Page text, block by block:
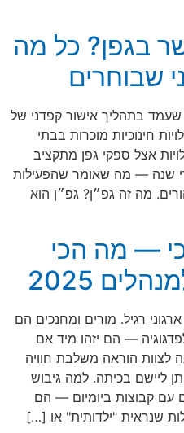
בגפן? כל מה
שבוחרים
בתהליך אישור קפדני של
חינוכיות מוכרות בבתי
אצל ספקי גפן מתקציב
שנה — מה שאומר שהפעילות
מה זה גפ״ן? גפ״ן הוא
— מה הכי
2025
רגיל. מורים ומחנכים הם
— הם יזהו מיד אם
לצוות הוראה משלבת חוויה
ליישם בכיתה. למה גיבוש
עם קבוצות ביומיום — הם
שנראית "ילדותית" או […]